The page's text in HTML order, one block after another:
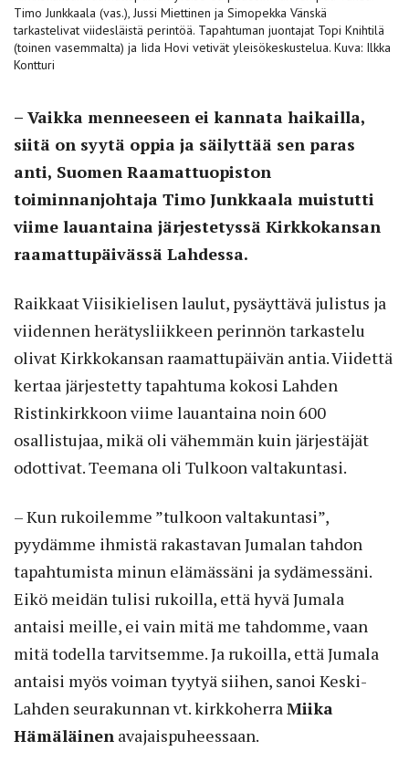
Timo Junkkaala (vas.), Jussi Miettinen ja Simopekka Vänskä
tarkastelivat viidesläistä perintöä. Tapahtuman juontajat Topi Knihtilä
(toinen vasemmalta) ja Iida Hovi vetivät yleisökeskustelua. Kuva: Ilkka
Kontturi
– Vaikka menneeseen ei kannata haikailla,
siitä on syytä oppia ja säilyttää sen paras
anti, Suomen Raamattuopiston
toiminnanjohtaja Timo Junkkaala muistutti
viime lauantaina järjestetyssä Kirkkokansan
raamattupäivässä Lahdessa.
Raikkaat Viisikielisen laulut, pysäyttävä julistus ja
viidennen herätysliikkeen perinnön tarkastelu
olivat Kirkkokansan raamattupäivän antia. Viidettä
kertaa järjestetty tapahtuma kokosi Lahden
Ristinkirkkoon viime lauantaina noin 600
osallistujaa, mikä oli vähemmän kuin järjestäjät
odottivat. Teemana oli Tulkoon valtakuntasi.
– Kun rukoilemme ”tulkoon valtakuntasi”,
pyydämme ihmistä rakastavan Jumalan tahdon
tapahtumista minun elämässäni ja sydämessäni.
Eikö meidän tulisi rukoilla, että hyvä Jumala
antaisi meille, ei vain mitä me tahdomme, vaan
mitä todella tarvitsemme. Ja rukoilla, että Jumala
antaisi myös voiman tyytyä siihen, sanoi Keski-
Lahden seurakunnan vt. kirkkoherra Miika
Hämäläinen avajaispuheessaan.